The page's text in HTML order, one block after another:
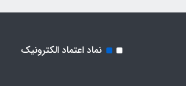
نماد اعتماد الکترونیک